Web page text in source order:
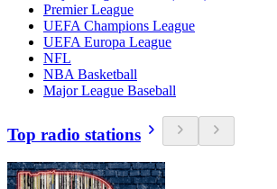
Premier League
UEFA Champions League
UEFA Europa League
NFL
NBA Basketball
Major League Baseball
Top radio stations